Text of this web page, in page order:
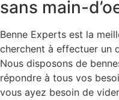
sans main-
Benne Experts est la
cherchent à effectuer un
Nous disposons de
répondre à tous vos
vous ayez besoin de